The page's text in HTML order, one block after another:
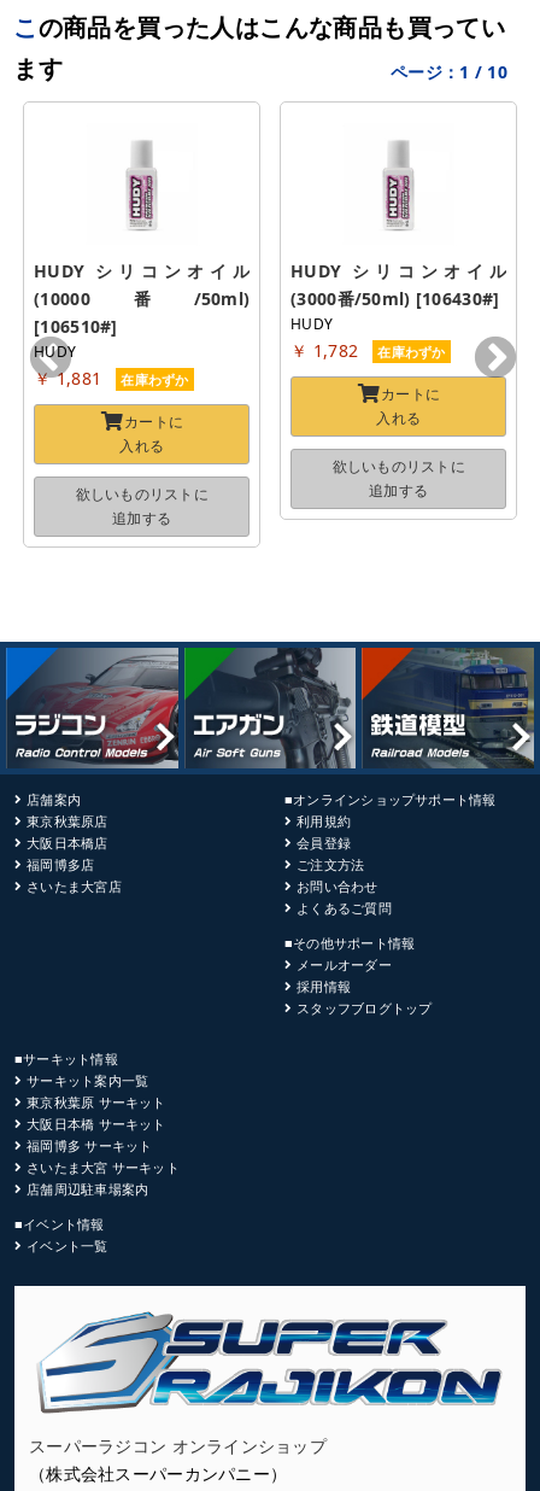
この商品を買った人はこんな商品も買ってい
ます
ページ： 1 / 10
HUDY シリコンオイル
(10000番/50ml)
[106510#]
HUDY
￥ 1,881 在庫わずか
カートに
入れる
欲しいものリストに
追加する
HUDY シリコンオイル
(3000番/50ml) [106430#]
HUDY
￥ 1,782 在庫わずか
カートに
入れる
欲しいものリストに
追加する
店舗案内
東京秋葉原店
大阪日本橋店
福岡博多店
さいたま大宮店
■オンラインショップサポート情報
利用規約
会員登録
ご注文方法
お問い合わせ
よくあるご質問
■その他サポート情報
メールオーダー
採用情報
スタッフブログトップ
■サーキット情報
サーキット案内一覧
東京秋葉原 サーキット
大阪日本橋 サーキット
福岡博多 サーキット
さいたま大宮 サーキット
店舗周辺駐車場案内
■イベント情報
イベント一覧
スーパーラジコン オンラインショップ
（株式会社スーパーカンパニー）